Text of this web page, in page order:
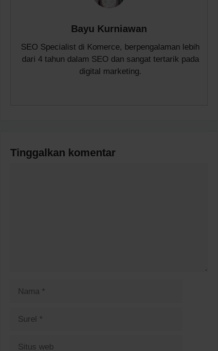
Bayu Kurniawan
SEO Specialist di Komerce, berpengalaman lebih
dari 4 tahun dalam SEO dan sangat tertarik pada
digital marketing.
Tinggalkan komentar